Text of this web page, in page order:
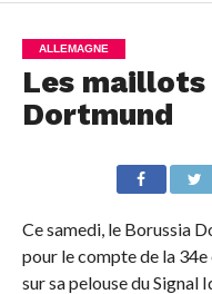
ALLEMAGNE
Les maillots
Dortmund
Ce samedi, le Borussia
pour le compte de la
sur sa pelouse du Signal